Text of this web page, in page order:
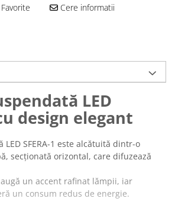
Cere informatii
LED
design elegant
LED SFERA-1 este alcătuită dintr-o
secționată orizontal, care difuzează
un accent rafinat lămpii, iar
un consum redus de energie.